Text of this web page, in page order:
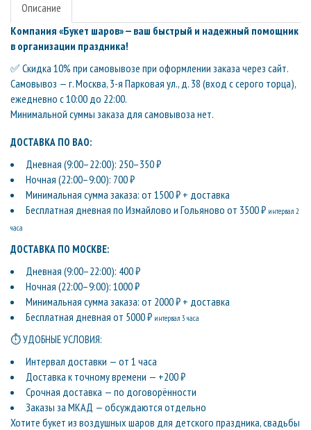
Описание
Компания «Букет шаров» — ваш быстрый и надежный помощник
в организации праздника!
✅ Скидка 10% при самовывозе при оформлении заказа через сайт.
Самовывоз — г. Москва, 3-я Парковая ул., д. 38 (вход с серого торца),
ежедневно с 10:00 до 22:00.
Минимальной суммы заказа для самовывоза нет.
ДОСТАВКА ПО ВАО:
Дневная (9:00–22:00): 250–350 ₽
Ночная (22:00–9:00): 700 ₽
Минимальная сумма заказа: от 1500 ₽ + доставка
Бесплатная дневная по Измайлово и Гольяново от 3500 ₽ интервал 2
часа
ДОСТАВКА ПО МОСКВЕ:
Дневная (9:00–22:00): 400 ₽
Ночная (22:00–9:00): 1000 ₽
Минимальная сумма заказа: от 2000 ₽ + доставка
Бесплатная дневная от 5000 ₽ интервал 3 часа
⏱ УДОБНЫЕ УСЛОВИЯ:
Интервал доставки — от 1 часа
Доставка к точному времени — +200 ₽
Срочная доставка — по договорённости
Заказы за МКАД — обсуждаются отдельно
Хотите букет из воздушных шаров для детского праздника, свадьбы